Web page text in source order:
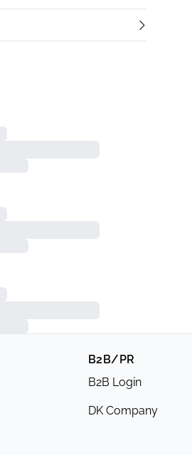
B2B/PR
B2B Login
DK Company